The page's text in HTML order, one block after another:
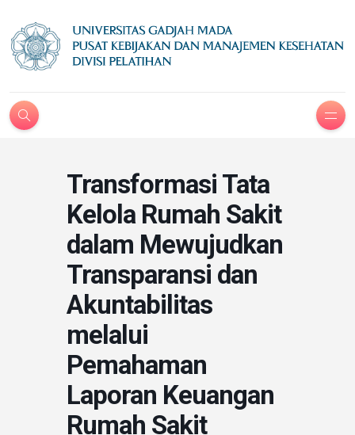
Transformasi Tata
Kelola Rumah Sakit
dalam Mewujudkan
Transparansi dan
Akuntabilitas
melalui
Pemahaman
Laporan Keuangan
Rumah Sakit